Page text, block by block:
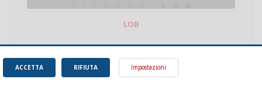
LOB
Tornei in corso
RIFIUTA
ACCETTA Impostazioni